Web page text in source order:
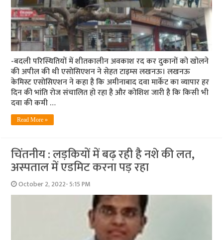
-बदली परिस्थितियों में शीतकालीन अवकाश रद कर दुकानों को खोलने
की अपील की थी एसोसिएशन ने सेहत टाइम्‍स लखनऊ। लखनऊ
केमिस्ट एसोसिएशन ने कहा है कि अमीनाबाद दवा मार्केट का व्यापार हर
दिन की भांति रोज संचालित हो रहा है और कोशिश जारी है कि किसी भी
दवा की कमी …
Read More »
चिंतनीय : लड़कियों में बढ़ रही है नशे की लत,
अस्पताल में एडमिट करना पड़ रहा
October 2, 2022- 5:15 PM